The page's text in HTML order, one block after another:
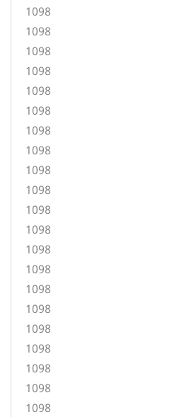
1098
1098
1098
1098
1098
1098
1098
1098
1098
1098
1098
1098
1098
1098
1098
1098
1098
1098
1098
1098
1098